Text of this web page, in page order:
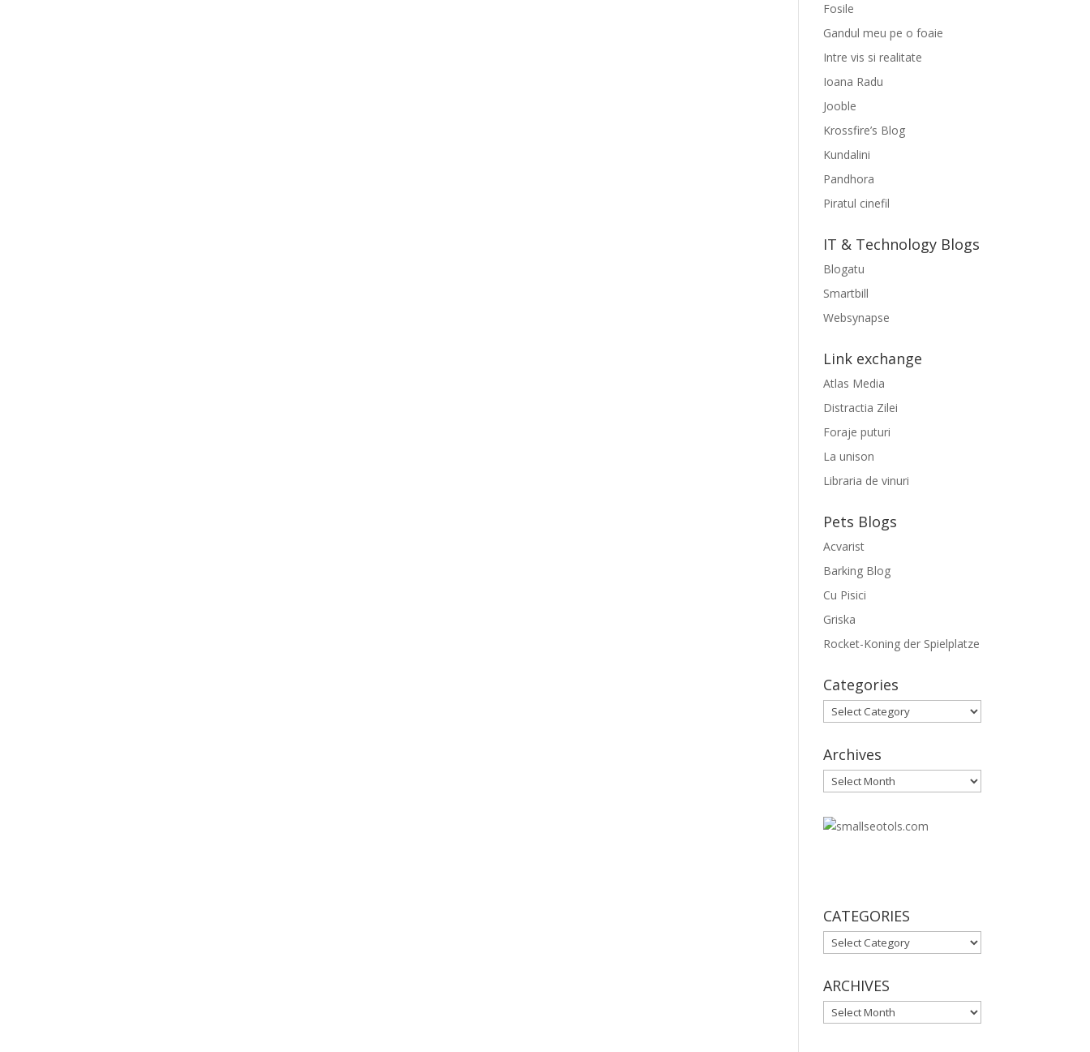
Fosile
Gandul meu pe o foaie
Intre vis si realitate
Ioana Radu
Jooble
Krossfire’s Blog
Kundalini
Pandhora
Piratul cinefil
IT & Technology Blogs
Blogatu
Smartbill
Websynapse
Link exchange
Atlas Media
Distractia Zilei
Foraje puturi
La unison
Libraria de vinuri
Pets Blogs
Acvarist
Barking Blog
Cu Pisici
Griska
Rocket-Koning der Spielplatze
Categories
Categories
Archives
Archives
CATEGORIES
CATEGORIES
ARCHIVES
ARCHIVES